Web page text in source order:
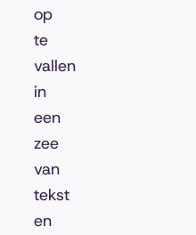
op
te
vallen
in
een
zee
van
tekst
en